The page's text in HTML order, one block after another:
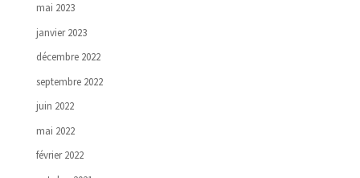
mai 2023
janvier 2023
décembre 2022
septembre 2022
juin 2022
mai 2022
février 2022